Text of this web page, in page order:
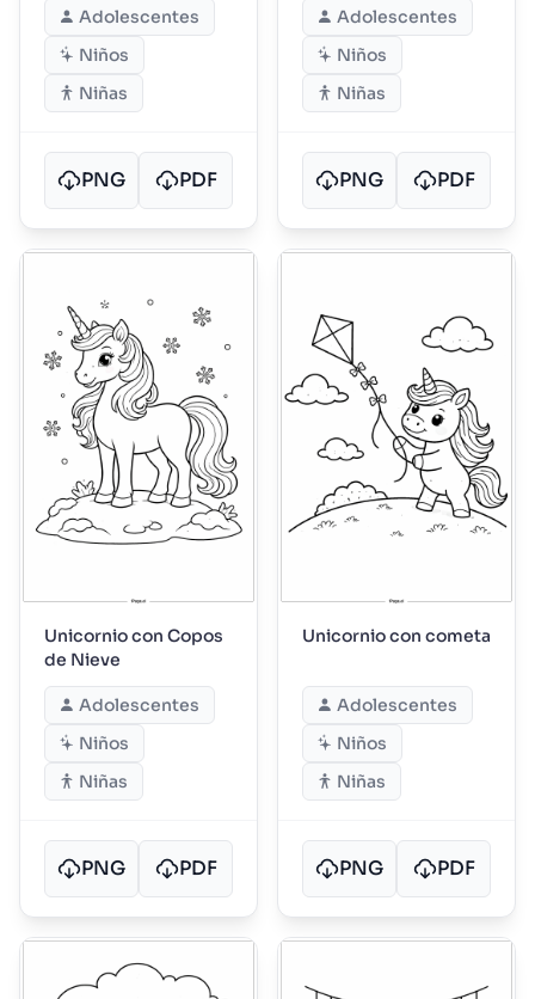
Adolescentes
Niños
Niñas
PNG PDF
Adolescentes
Niños
Niñas
PNG PDF
Unicornio con Copos
de Nieve
Adolescentes
Niños
Niñas
PNG PDF
Unicornio con cometa
Adolescentes
Niños
Niñas
PNG PDF